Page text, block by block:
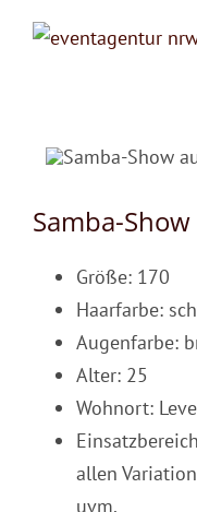
Inhalt
Samba-
Größe: 170
Haarfarbe:
Augenfarbe:
Alter: 25
Wohnort:
allen
uvm.